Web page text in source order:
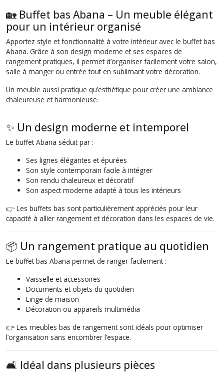
🏡 Buffet bas Abana – Un meuble élégant
pour un intérieur organisé
Apportez style et fonctionnalité à votre intérieur avec le buffet bas
Abana. Grâce à son design moderne et ses espaces de
rangement pratiques, il permet d’organiser facilement votre salon,
salle à manger ou entrée tout en sublimant votre décoration.
Un meuble aussi pratique qu’esthétique pour créer une ambiance
chaleureuse et harmonieuse.
✨ Un design moderne et intemporel
Le buffet Abana séduit par :
Ses lignes élégantes et épurées
Son style contemporain facile à intégrer
Son rendu chaleureux et décoratif
Son aspect moderne adapté à tous les intérieurs
👉 Les buffets bas sont particulièrement appréciés pour leur
capacité à allier rangement et décoration dans les espaces de vie.
📦 Un rangement pratique au quotidien
Le buffet bas Abana permet de ranger facilement :
Vaisselle et accessoires
Documents et objets du quotidien
Linge de maison
Décoration ou appareils multimédia
👉 Les meubles bas de rangement sont idéals pour optimiser
l’organisation sans encombrer l’espace.
🛋️ Idéal dans plusieurs pièces